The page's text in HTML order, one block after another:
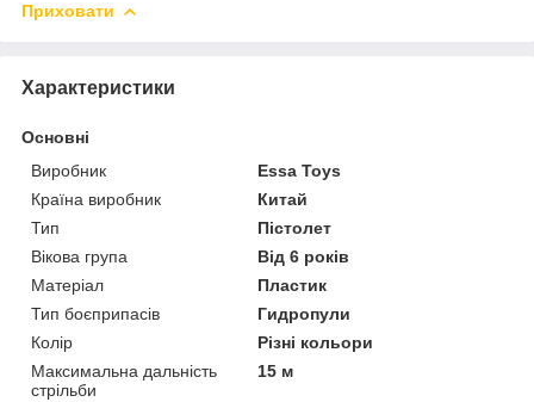
Приховати
Характеристики
Основні
Виробник
Essa Toys
Країна виробник
Китай
Тип
Пістолет
Вікова група
Від 6 років
Матеріал
Пластик
Тип боєприпасів
Гидропули
Колір
Різні кольори
Максимальна дальність
стрільби
15 м